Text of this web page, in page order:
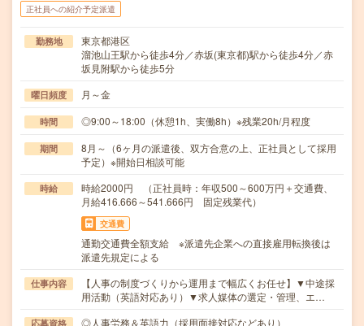
正社員への紹介予定派遣
勤務地
東京都港区
溜池山王駅から徒歩4分／赤坂(東京都)駅から徒歩4分／赤
坂見附駅から徒歩5分
曜日頻度 月～金
時間 ◎9:00～18:00（休憩1h、実働8h）※残業20h/月程度
期間
8月～（6ヶ月の派遣後、双方合意の上、正社員として採用
予定）※開始日相談可能
時給
時給2000円 （正社員時：年収500～600万円＋交通費、
月給416.666～541.666円 固定残業代）
交通費
通勤交通費全額支給 ※派遣先企業への直接雇用転換後は
派遣先規定による
仕事内容
【人事の制度づくりから運用まで幅広くお任せ】▼中途採
用活動（英語対応あり）▼求人媒体の選定・管理、エ…
応募資格 ◎人事労務＆英語力（採用面接対応などあり）